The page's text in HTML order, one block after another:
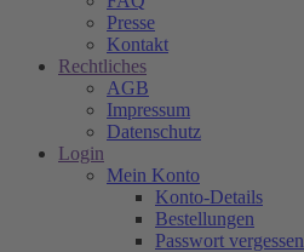
Presse
Kontakt
Rechtliches
AGB
Impressum
Datenschutz
Login
Mein Konto
Konto-Details
Bestellungen
Passwort vergessen